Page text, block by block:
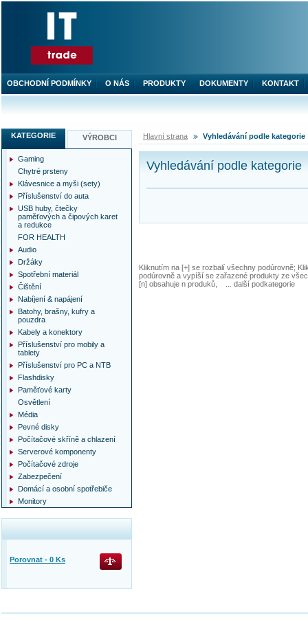
Hlavní strana Vyhledávání podle kategorie
Vyhledávání podle kategorie
Kliknutím na [+] se rozbalí všechny podúrovně;
podúrovně a vypíší se zařazené produkty ze
[n] obsahuje n produků, ... další podkategorie
KATEGORIE VÝROBCI
Gaming
Chytré prsteny
Klávesnice a myši (sety)
Příslušenství do auta
USB huby, čtečky
paměťových a čipových karet
a redukce
FOR HEALTH
Audio
Držáky
Spotřební materiál
Čištění
Nabíjení & napájení
Batohy, brašny, kufry a
pouzdra
Kabely a konektory
Příslušenství pro mobily a
tablety
Příslušenství pro PC a NTB
Flashdisky
Paměťové karty
Osvětlení
Média
Pevné disky
Počítačové skříně a chlazení
Serverové komponenty
Počítačové zdroje
Zabezpečení
Domácí a osobní spotřebiče
Monitory
Porovnat - 0 Ks
OBCHODNÍ PODMÍNKY O NÁS PRODUKTY DOKUMENTY KONTAKT